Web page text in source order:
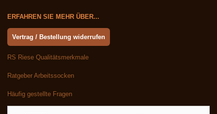
ERFAHREN SIE MEHR ÜBER...
Vertrag / Bestellung widerrufen
RS Riese Qualitätsmerkmale
Ratgeber Arbeitssocken
Häufig gestellte Fragen